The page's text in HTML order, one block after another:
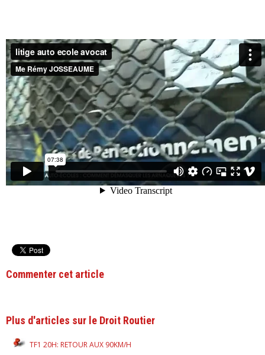
Commenter cet article
Plus d'articles sur le Droit Routier
TF1 20H: RETOUR AUX 90KM/H